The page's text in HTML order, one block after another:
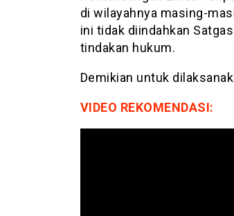
di wilayahnya masing-
ini tidak diindahkan
tindakan hukum.
Demikian untuk
VIDEO REKOMENDASI: